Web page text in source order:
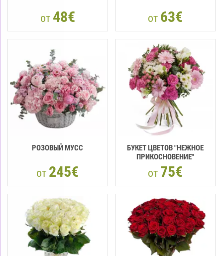
от 48€ от 63€
РОЗОВЫЙ МУСС
от 245€
БУКЕТ ЦВЕТОВ "НЕЖНОЕ
ПРИКОСНОВЕНИЕ"
от 75€